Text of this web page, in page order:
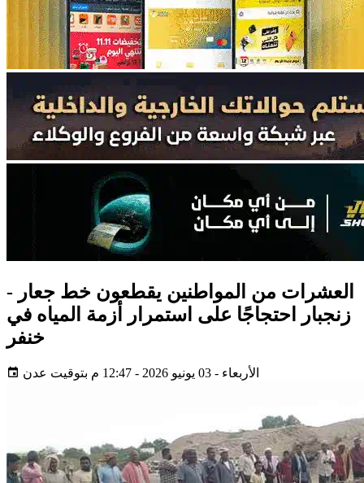
العشرات من المواطنين يقطعون خط جعار -
زنجبار احتجاجًا على استمرار أزمة المياه في
خنفر
الأربعاء - 03 يونيو 2026 - 12:47 م بتوقيت عدن